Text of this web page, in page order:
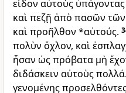
εἶδον αὐτοὺς ὑπάγοντας
καὶ πεζῇ ἀπὸ πασῶν
καὶ προῆλθον *αὐτούς.
πολὺν ὄχλον, καὶ
ἦσαν ὡς πρόβατα μὴ
διδάσκειν αὐτοὺς πολλά.
γενομένης